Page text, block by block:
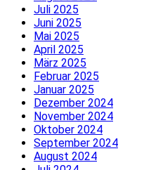
Juli 2025
Juni 2025
Mai 2025
April 2025
März 2025
Februar 2025
Januar 2025
Dezember 2024
November 2024
Oktober 2024
September 2024
August 2024